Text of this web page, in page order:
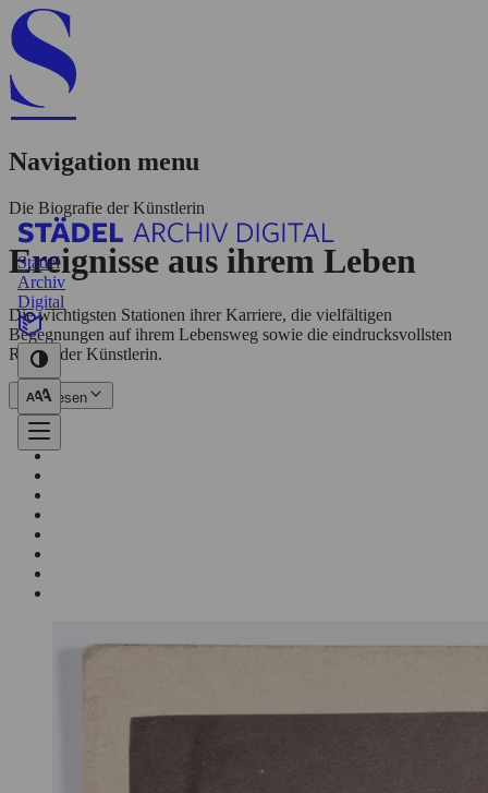
Navigation menu
Städel
Archiv
Digital
Die Biografie der Künstlerin
Ereignisse aus ihrem Leben
Die wichtigsten Stationen ihrer Karriere, die vielfältigen
Begegnungen auf ihrem Lebensweg sowie die eindrucksvollsten
Reisen der Künstlerin.
Mehr lesen